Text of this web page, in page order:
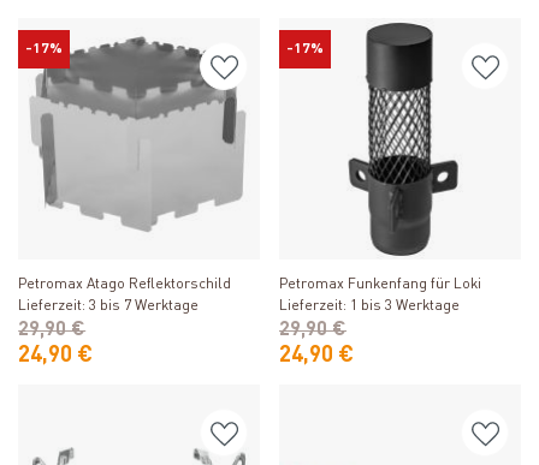
-17%
Petromax Atago Reflektorschild
Lieferzeit: 3 bis 7 Werktage
24,90 €
29,90 €
-17%
Produkt ansehen
Petromax Funkenfang für Loki
Lieferzeit: 1 bis 3 Werktage
24,90 €
29,90 €